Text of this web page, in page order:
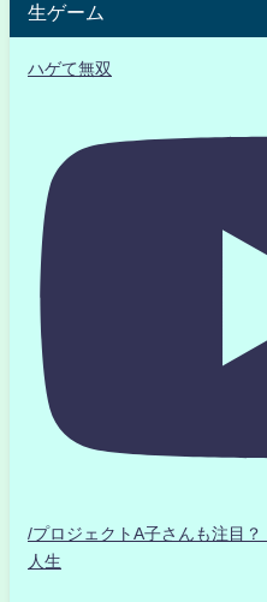
生ゲーム
ハゲて無双
/プロジェクトA子さんも注目
人生